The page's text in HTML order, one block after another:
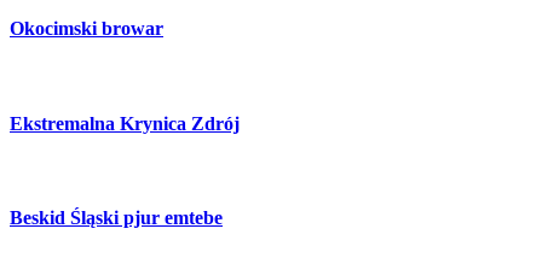
Okocimski browar
Ekstremalna Krynica Zdrój
Beskid Śląski pjur emtebe